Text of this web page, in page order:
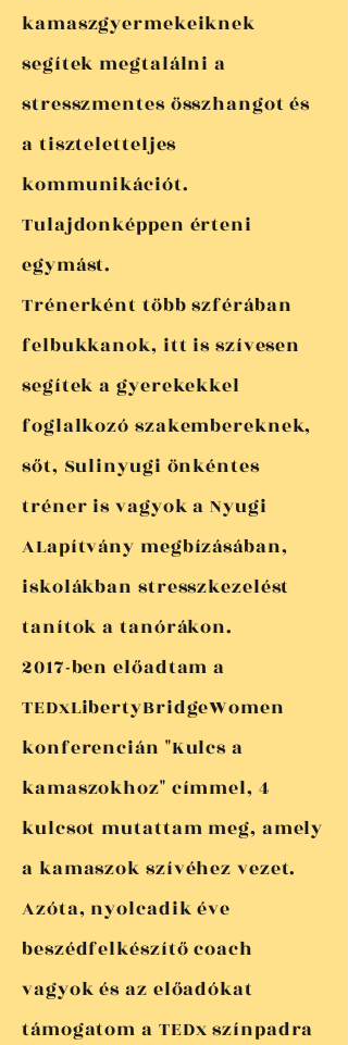
kamaszgyermekeiknek
segítek megtalálni a
stresszmentes összhangot és
a tiszteletteljes
kommunikációt.
Tulajdonképpen érteni
egymást.
Trénerként több szférában
felbukkanok, itt is szívesen
segítek a gyerekekkel
foglalkozó szakembereknek,
sőt, Sulinyugi önkéntes
tréner is vagyok a Nyugi
ALapítvány megbízásában,
iskolákban stresszkezelést
tanítok a tanórákon.
2017-ben előadtam a
TEDxLibertyBridgeWomen
konferencián "Kulcs a
kamaszokhoz" címmel, 4
kulcsot mutattam meg, amely
a kamaszok szívéhez vezet.
Azóta, nyolcadik éve
beszédfelkészítő coach
vagyok és az előadókat
támogatom a TEDx színpadra